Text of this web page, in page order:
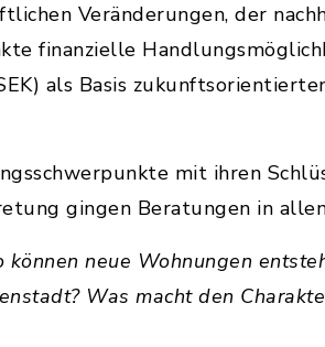
Veränderungen, der
finanzielle
als Basis
mit ihren
gingen Beratungen in allen
neue Wohnungen
Was macht den